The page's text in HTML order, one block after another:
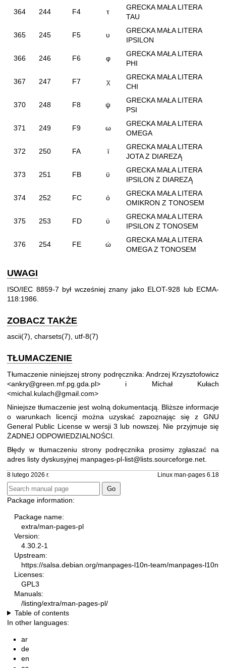
364 244 F4 τ
GRECKA MAŁA LITERA
TAU
365 245 F5 υ
GRECKA MAŁA LITERA
IPSILON
366 246 F6 φ
GRECKA MAŁA LITERA
PHI
367 247 F7 χ
GRECKA MAŁA LITERA
CHI
370 248 F8 ψ
GRECKA MAŁA LITERA
PSI
371 249 F9 ω
GRECKA MAŁA LITERA
OMEGA
372 250 FA ϊ
GRECKA MAŁA LITERA
JOTA Z DIAREZĄ
373 251 FB ϋ
GRECKA MAŁA LITERA
IPSILON Z DIAREZĄ
374 252 FC ό
GRECKA MAŁA LITERA
OMIKRON Z TONOSEM
375 253 FD ύ
GRECKA MAŁA LITERA
IPSILON Z TONOSEM
376 254 FE ώ
GRECKA MAŁA LITERA
OMEGA Z TONOSEM
UWAGI
ISO/IEC 8859-7 był wcześniej znany jako ELOT-928 lub ECMA-
118:1986.
ZOBACZ TAKŻE
ascii(7) charsets(7) utf-8(7)
TŁUMACZENIE
Tłumaczenie niniejszej strony podręcznika: Andrzej Krzysztofowicz
<ankry@green.mf.pg.gda.pl> i Michał Kułach
<michal.kulach@gmail.com>
Niniejsze tłumaczenie jest wolną dokumentacją. Bliższe informacje
o warunkach licencji można uzyskać zapoznając się z GNU
General Public License w wersji 3 lub nowszej. Nie przyjmuje się
ŻADNEJ ODPOWIEDZIALNOŚCI.
Błędy w tłumaczeniu strony podręcznika prosimy zgłaszać na
adres listy dyskusyjnej manpages-pl-list@lists.sourceforge.net.
8 lutego 2026 r. Linux man-pages 6.18
Package information:
Package name:
extra/man-pages-pl
Version:
4.30.2-1
Upstream:
https://salsa.debian.org/manpages-l10n-team/manpages-l10n
Licenses:
GPL3
Manuals:
/listing/extra/man-pages-pl/
Table of contents
In other languages:
ar
de
en